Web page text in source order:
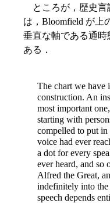
ところが，歴史言
は，Bloomfield が上
垂直な軸である通
ある．
The chart we have
construction. An
most important
starting with
compelled to put in
voice had ever
a dot for every
ever heard, and so
Alfred the Great,
indefinitely into
speech depends